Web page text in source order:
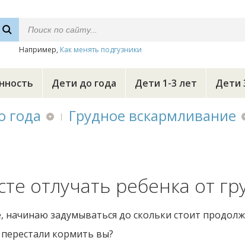
Например, Как менять подгузники
Дети до года Дети 1-3 лет Дети
года Грудное вскармливание
отлучать ребенка от
задумываться до скольки стоит
кормить вы?